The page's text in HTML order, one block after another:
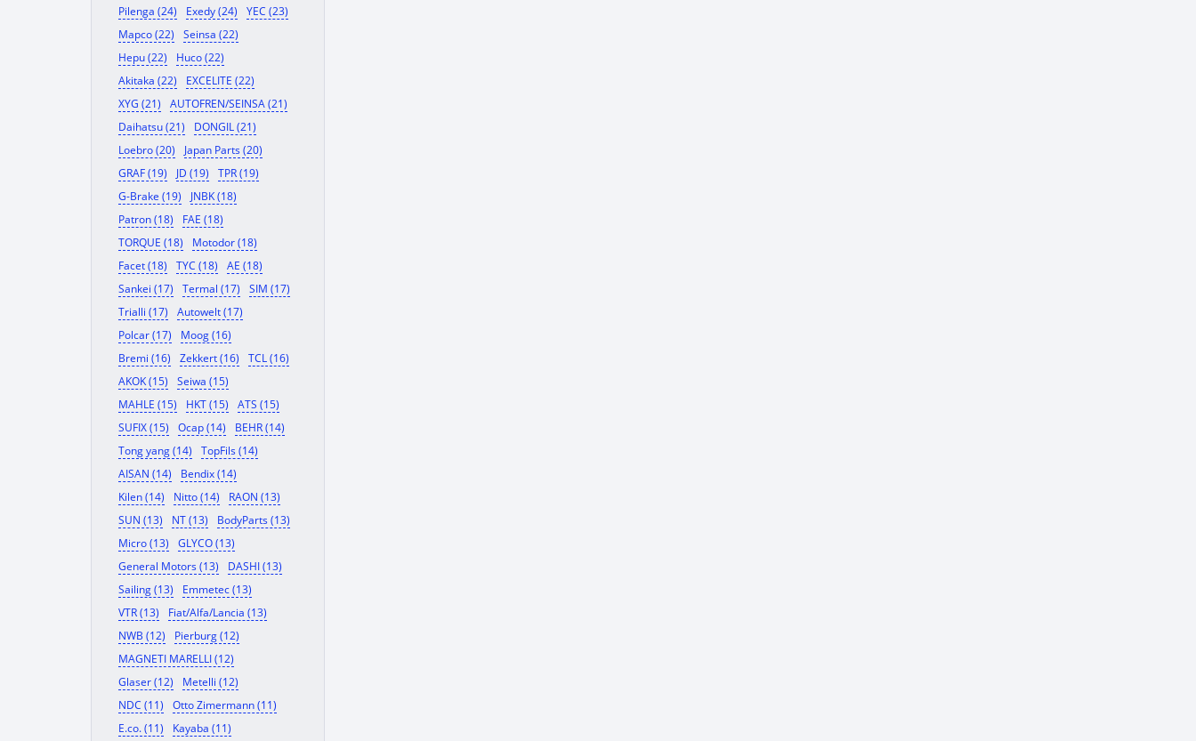
Pilenga (24)
Exedy (24)
YEC (23)
Mapco (22)
Seinsa (22)
Hepu (22)
Huco (22)
Akitaka (22)
EXCELITE (22)
XYG (21)
AUTOFREN/SEINSA (21)
Daihatsu (21)
DONGIL (21)
Loebro (20)
Japan Parts (20)
GRAF (19)
JD (19)
TPR (19)
G-Brake (19)
JNBK (18)
Patron (18)
FAE (18)
TORQUE (18)
Motodor (18)
Facet (18)
TYC (18)
AE (18)
Sankei (17)
Termal (17)
SIM (17)
Trialli (17)
Autowelt (17)
Polcar (17)
Moog (16)
Bremi (16)
Zekkert (16)
TCL (16)
AKOK (15)
Seiwa (15)
MAHLE (15)
HKT (15)
ATS (15)
SUFIX (15)
Ocap (14)
BEHR (14)
Tong yang (14)
TopFils (14)
AISAN (14)
Bendix (14)
Kilen (14)
Nitto (14)
RAON (13)
SUN (13)
NT (13)
BodyParts (13)
Micro (13)
GLYCO (13)
General Motors (13)
DASHI (13)
Sailing (13)
Emmetec (13)
VTR (13)
Fiat/Alfa/Lancia (13)
NWB (12)
Pierburg (12)
MAGNETI MARELLI (12)
Glaser (12)
Metelli (12)
NDC (11)
Otto Zimermann (11)
E.co. (11)
Kayaba (11)